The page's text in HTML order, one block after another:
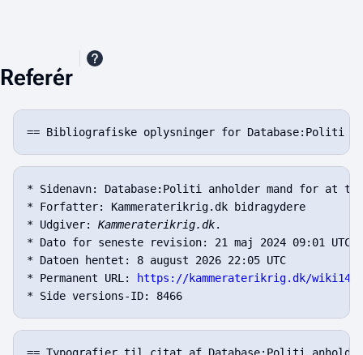
Referér
* Sidenavn: Database:Politi anholder mand for at
* Forfatter: Kammeraterikrig.dk bidragydere
* Udgiver: Kammeraterikrig.dk.
* Dato for seneste revision: 21 maj 2024 09:01 UTC
* Datoen hentet: 8 august 2026 22:05 UTC
* Permanent URL:
https://kammeraterikrig.dk/wiki143/